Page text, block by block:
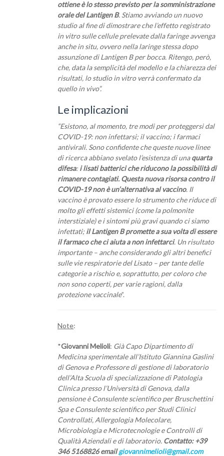
ottiene è lo stesso previsto per la somministrazione
orale del Lantigen B. Stiamo avviando un nuovo
studio al fine di dimostrare che l’effetto registrato
in vitro sulle cellule prelevate dalla faringe avvenga
anche in situ, ovvero nella laringe stessa dopo
assunzione di Lantigen B per bocca. Ritengo, però,
che, data la semplicità del modello e la chiarezza dei
risultati, lo studio in vitro verrà confermato da
quello in vivo”.
Le implicazioni
“Esistono, al momento, tre modi per proteggersi dal
COVID-19: non infettarsi; il vaccino; i farmaci
antivirali. Sono confidente che queste nuove linee
di ricerca abbiano svelato l’esistenza di unaquarta
difesa: i lisati batterici che riducono la possibilità di
rimanere contagiati. Questa nuova risorsa contro il
COVID-19 non è un’alternativa al vaccino. Il
vaccino è provato essere lo strumento che riduce di
molto gli effetti sistemici (come la polmonite
interstiziale) e i sintomi più gravi quando ci siamo
infettati; il Lantigen B promette a sua volta di essere
il farmaco che ci aiuta a non infettarci. Un risultato
importante – anche considerando gli altri benefici
sulle vie respiratorie del Lisato – per tante delle
categorie a rischio e, soprattutto, per coloro che
non sono coperti, per varie ragioni, dalla
protezione vaccinale”.
Note:
*Giovanni Melioli: Già Capo Dipartimento di
Medicina sperimentale all’Istituto Giannina Gaslini
di Genova e Professore di gestione di laboratorio
dell’Alta Scuola di specializzazione di Patologia
Clinica presso l’Università di Genova, dalla
pensione è Consulente scientifico per Bruschettini
Spa e Consulente scientifico per Studi Clinici
Controllati, Allergologia Molecolare,
Microbiologia e Microtecnologie e Controlli di
Qualità Aziendali e di laboratorio. Contatto: +39
346 5168826 emailgiovannimelioli@gmail.com